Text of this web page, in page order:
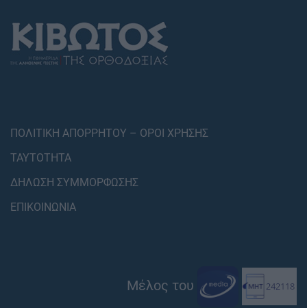
ΠΟΛΙΤΙΚΗ ΑΠΟΡΡΗΤΟΥ – ΟΡΟΙ ΧΡΗΣΗΣ
ΤΑΥΤΟΤΗΤΑ
ΔΗΛΩΣΗ ΣΥΜΜΟΡΦΩΣΗΣ
ΕΠΙΚΟΙΝΩΝΙΑ
Μέλος του